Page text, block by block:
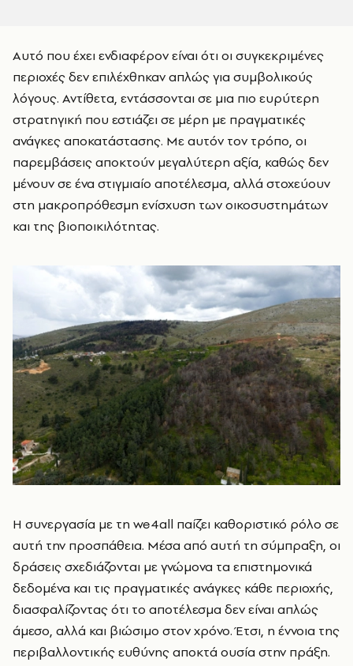
Αυτό που έχει ενδιαφέρον είναι ότι οι συγκεκριμένες
περιοχές δεν επιλέχθηκαν απλώς για συμβολικούς
λόγους. Αντίθετα, εντάσσονται σε μια πιο ευρύτερη
στρατηγική που εστιάζει σε μέρη με πραγματικές
ανάγκες αποκατάστασης. Με αυτόν τον τρόπο, οι
παρεμβάσεις αποκτούν μεγαλύτερη αξία, καθώς δεν
μένουν σε ένα στιγμιαίο αποτέλεσμα, αλλά στοχεύουν
στη μακροπρόθεσμη ενίσχυση των οικοσυστημάτων
και της βιοποικιλότητας.
Η συνεργασία με τη we4all παίζει καθοριστικό ρόλο σε
αυτή την προσπάθεια. Μέσα από αυτή τη σύμπραξη, οι
δράσεις σχεδιάζονται με γνώμονα τα επιστημονικά
δεδομένα και τις πραγματικές ανάγκες κάθε περιοχής,
διασφαλίζοντας ότι το αποτέλεσμα δεν είναι απλώς
άμεσο, αλλά και βιώσιμο στον χρόνο. Έτσι, η έννοια της
περιβαλλοντικής ευθύνης αποκτά ουσία στην πράξη.